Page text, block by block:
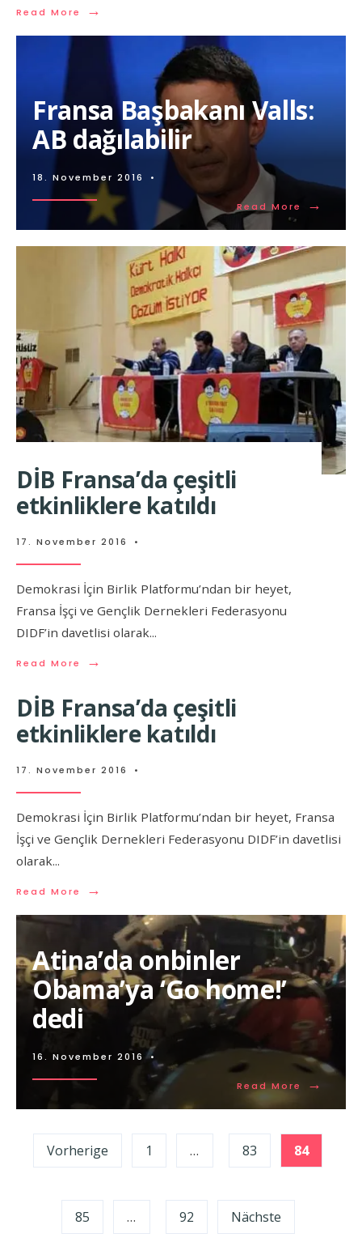
Read More →
Fransa Başbakanı Valls:
AB dağılabilir
18. November 2016 •
Read More →
DİB Fransa’da çeşitli
etkinliklere katıldı
17. November 2016 •
Demokrasi İçin Birlik Platformu’ndan bir heyet,
Fransa İşçi ve Gençlik Dernekleri Federasyonu
DIDF’in davetlisi olarak...
Read More →
DİB Fransa’da çeşitli
etkinliklere katıldı
17. November 2016 •
Demokrasi İçin Birlik Platformu’ndan bir heyet, Fransa
İşçi ve Gençlik Dernekleri Federasyonu DIDF’in davetlisi
olarak...
Read More →
Atina’da onbinler
Obama’ya ‘Go home!’
dedi
16. November 2016 •
Read More →
Seitennummerierung
der
Beiträge
Vorherige 1 … 83 84
85 … 92 Nächste